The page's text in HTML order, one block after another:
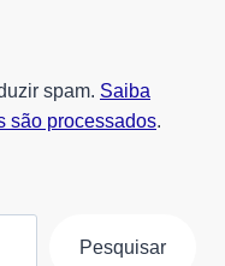
spam. Saiba
são processados.
Pesquisar